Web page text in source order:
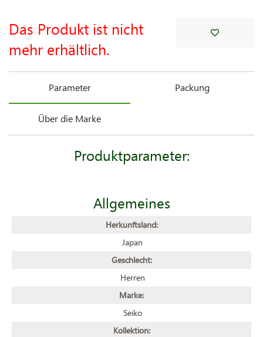
Das Produkt ist nicht
mehr erhältlich.
Parameter Packung
Über die Marke
Produktparameter:
Allgemeines
Herkunftsland:
Japan
Geschlecht:
Herren
Marke:
Seiko
Kollektion: